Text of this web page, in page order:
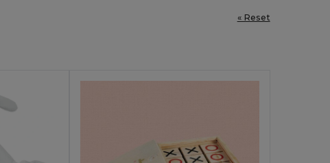
« Reset